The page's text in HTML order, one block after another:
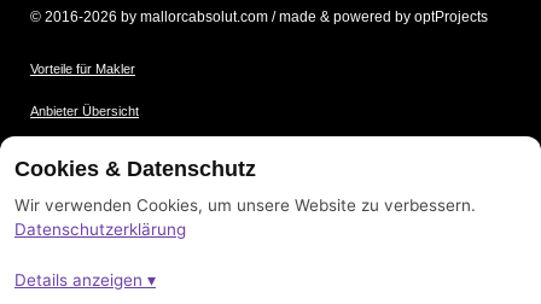
© 2016-2026 by mallorcabsolut.com / made & powered by optProjects
Vorteile für Makler
Anbieter Übersicht
Bildnachweis
Impressum
Cookies & Datenschutz
Wir verwenden Cookies, um unsere Website zu verbessern.
Datenschutzerklärung
Details anzeigen ▾